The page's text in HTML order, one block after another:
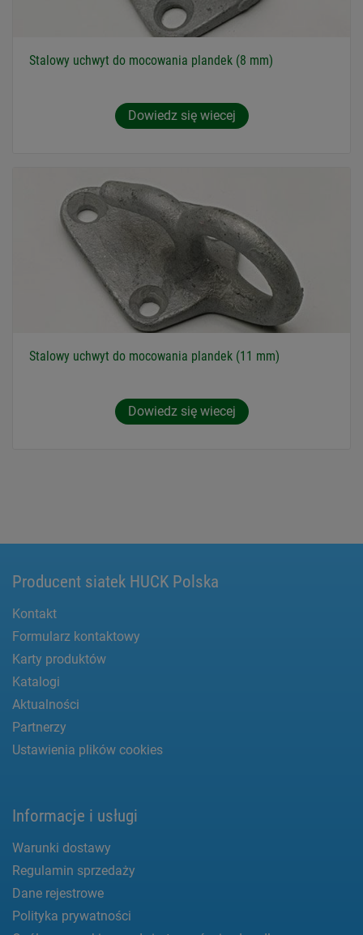
Stalowy uchwyt do mocowania plandek (8 mm)
Dowiedz się wiecej
Stalowy uchwyt do mocowania plandek (11 mm)
Dowiedz się wiecej
Producent siatek HUCK Polska
Kontakt
Formularz kontaktowy
Karty produktów
Katalogi
Aktualności
Partnerzy
Ustawienia plików cookies
Informacje i usługi
Warunki dostawy
Regulamin sprzedaży
Dane rejestrowe
Polityka prywatności